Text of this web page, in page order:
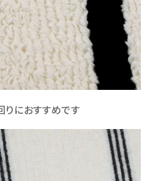
におすすめです